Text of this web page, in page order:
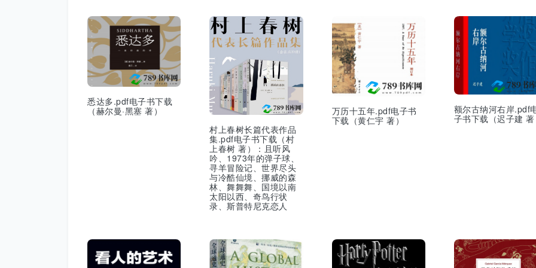
悉达多.pdf电子书下载
（赫尔曼·黑塞 著）
村上春树长篇代表作品
集.pdf电子书下载（村
上春树 著）：且听风
吟、1973年的弹子球、
寻羊冒险记、世界尽头
与冷酷仙境、挪威的森
林、舞舞舞、国境以南
太阳以西、奇鸟行状
录、斯普特尼克恋人
万历十五年.pdf电子书
下载（黄仁宇 著）
额尔古纳河右岸.pdf
子书下载（迟子建